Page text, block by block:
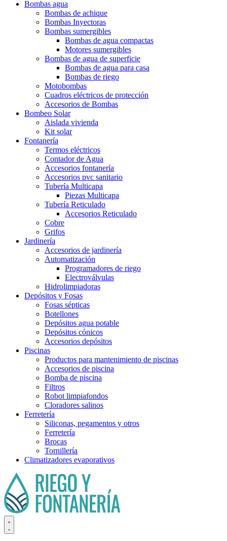
Bombas agua
Bombas de achique
Bombas Inyectoras
Bombas sumergibles
Bombas de agua compactas
Motores sumergibles
Bombas de agua de superficie
Bombas de agua para casa
Bombas de riego
Motobombas
Cuadros eléctricos de protección
Accesorios de Bombas
Bombeo Solar
Aislada vivienda
Kit solar
Fontanería
Termos eléctricos
Contador de Agua
Accesorios fontanería
Accesorios pvc sanitario
Tubería Multicapa
Piezas Multicapa
Tubería Reticulado
Accesorios Reticulado
Cobre
Grifos
Jardinería
Accesorios de jardinería
Automatización
Programadores de riego
Electroválvulas
Hidrolimpiadoras
Depósitos y Fosas
Fosas sépticas
Botellones
Depósitos agua potable
Depósitos cónicos
Accesorios depósitos
Piscinas
Productos para mantenimiento de piscinas
Accesorios de piscina
Bomba de piscina
Filtros
Robot limpiafondos
Cloradores salinos
Ferretería
Siliconas, pegamentos y otros
Ferretería
Brocas
Tornillería
Climatizadores evaporativos